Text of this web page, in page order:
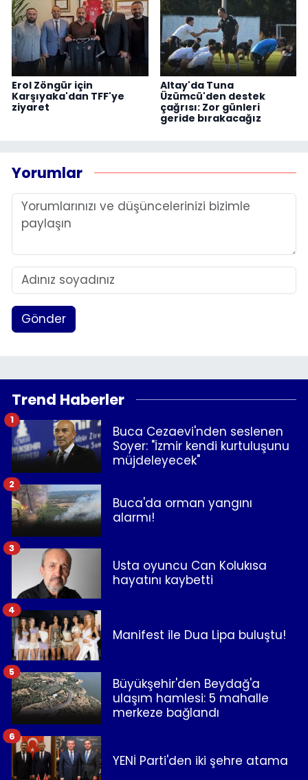
Erol Zöngür için
Karşıyaka'dan TFF'ye
ziyaret
Altay'da Tuna
Üzümcü'den destek
çağrısı: Zor günleri
geride bırakacağız
Yorumlar
Gönder
Trend Haberler
Buca Cezaevi'nden seslenen
Soyer: "İzmir kendi kurtuluşunu
müjdeleyecek"
1
Buca'da orman yangını
alarmı!
2
Usta oyuncu Can Kolukısa
hayatını kaybetti
3
Manifest ile Dua Lipa buluştu!
4
Büyükşehir'den Beydağ'a
ulaşım hamlesi: 5 mahalle
merkeze bağlandı
5
YENİ Parti'den iki şehre atama
6